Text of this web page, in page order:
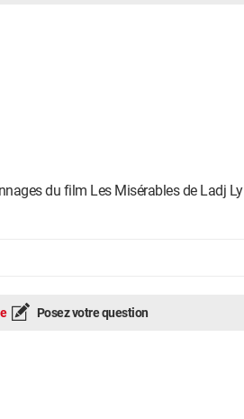
du film Les Misérables de Ladj Ly
Posez votre question